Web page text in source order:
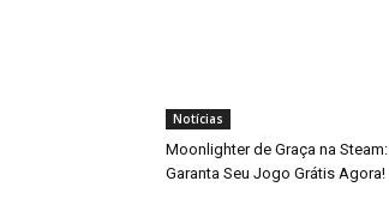
Notícias
Moonlighter de Graça na Steam:
Garanta Seu Jogo Grátis Agora!